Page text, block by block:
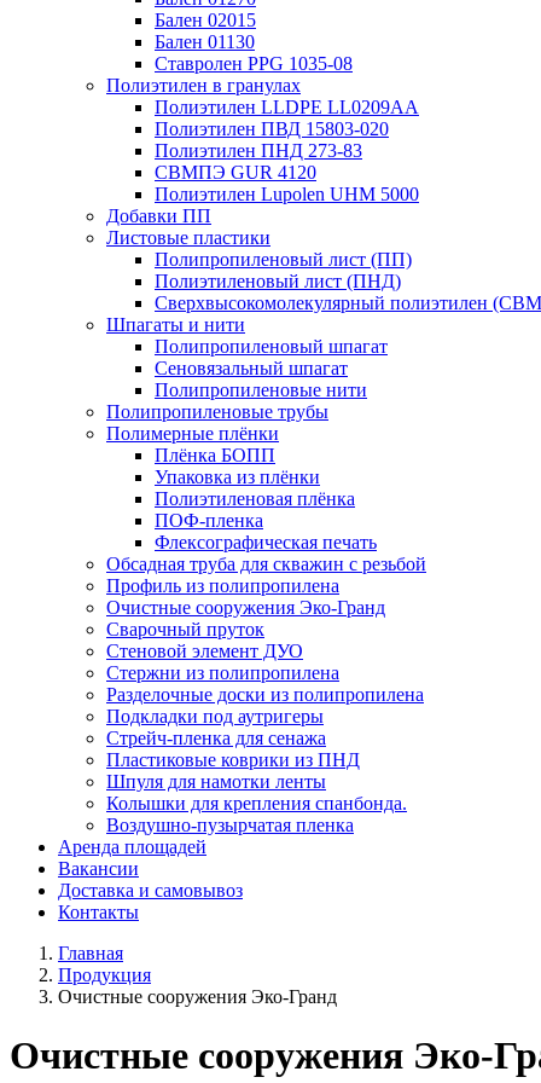
Бален 02015
Бален 01130
Ставролен PPG 1035-08
Полиэтилен в гранулах
Полиэтилен LLDPE LL0209AA
Полиэтилен ПВД 15803-020
Полиэтилен ПНД 273-83
СВМПЭ GUR 4120
Полиэтилен Lupolen UHM 5000
Добавки ПП
Листовые пластики
Полипропиленовый лист (ПП)
Полиэтиленовый лист (ПНД)
Сверхвысокомолекулярный полиэтилен
Шпагаты и нити
Полипропиленовый шпагат
Сеновязальный шпагат
Полипропиленовые нити
Полипропиленовые трубы
Полимерные плёнки
Плёнка БОПП
Упаковка из плёнки
Полиэтиленовая плёнка
ПОФ-пленка
Флексографическая печать
Обсадная труба для скважин с резьбой
Профиль из полипропилена
Очистные сооружения Эко-Гранд
Сварочный пруток
Стеновой элемент ДУО
Стержни из полипропилена
Разделочные доски из полипропилена
Подкладки под аутригеры
Cтрейч-пленка для сенажа
Пластиковые коврики из ПНД
Шпуля для намотки ленты
Колышки для крепления спанбонда.
Воздушно-пузырчатая пленка
Аренда площадей
Вакансии
Доставка и самовывоз
Контакты
Главная
Продукция
Очистные сооружения Эко-Гранд
Очистные сооружения Эко-